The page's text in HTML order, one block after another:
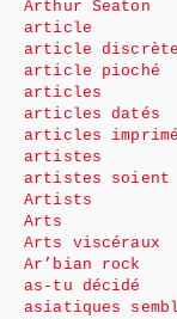
Arthur Seaton
article
article
article pioché
articles
articles datés
articles
artistes
artistes soient
Artists
Arts
Arts viscéraux
Ar’bian rock
as-tu décidé
asiatiques